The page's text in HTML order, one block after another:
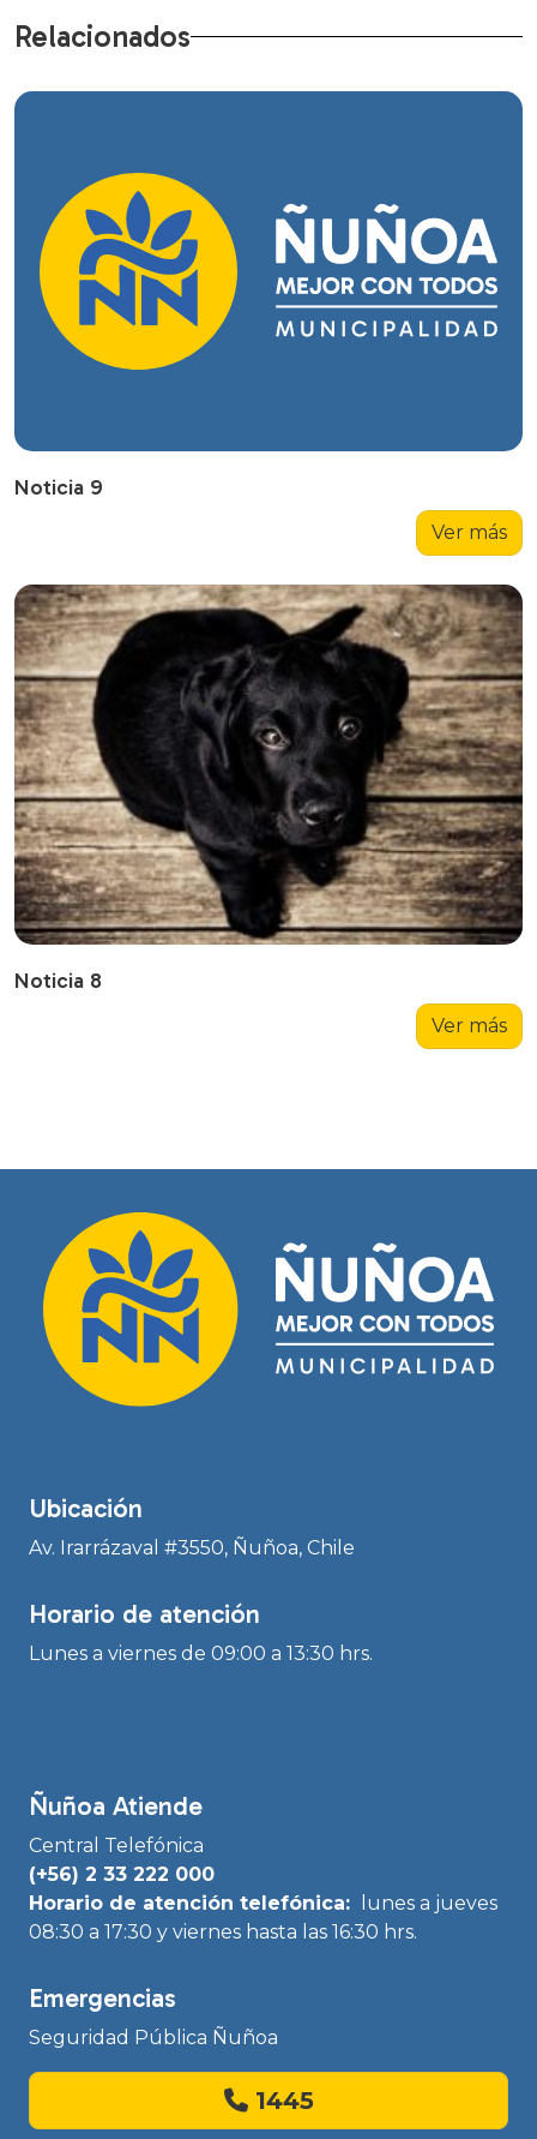
Relacionados
Noticia 9
Ver más
Noticia 8
Ver más
Ubicación
Av. Irarrázaval #3550, Ñuñoa, Chile
Horario de atención
Lunes a viernes de 09:00 a 13:30 hrs.
Ñuñoa Atiende
Central Telefónica
(+56) 2 33 222 000
Horario de atención telefónica:
lunes a jueves
08:30 a 17:30 y viernes hasta las 16:30 hrs.
Emergencias
Seguridad Pública Ñuñoa
1445